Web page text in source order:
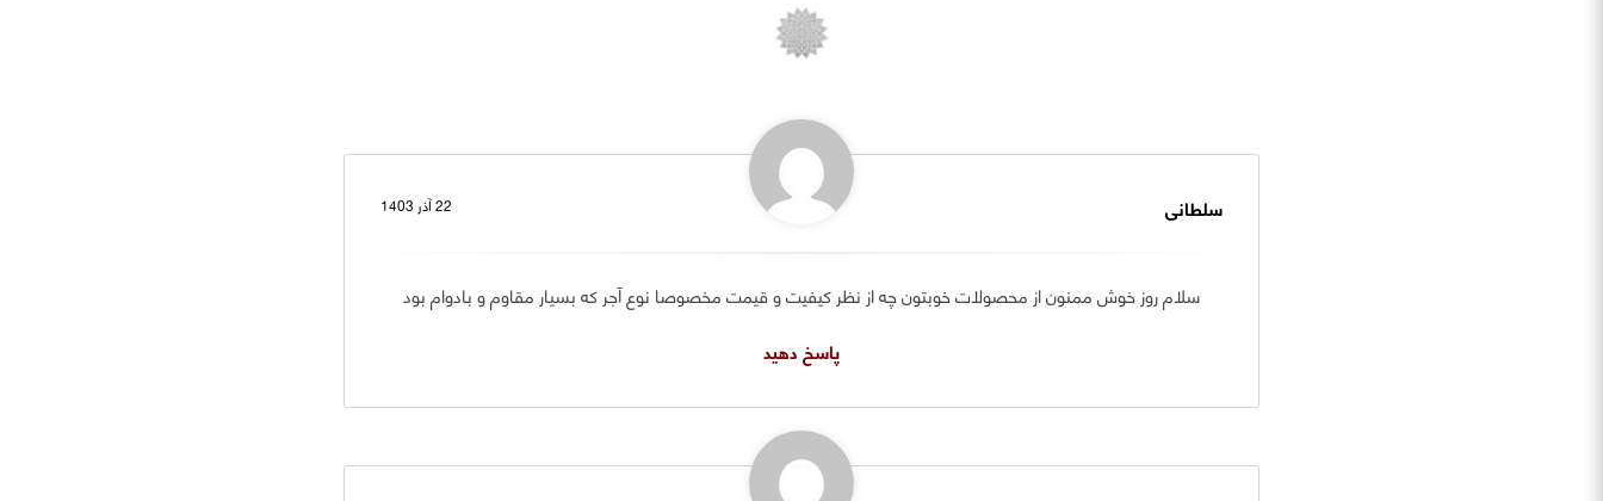
سلطانی 22 آذر 1403
سلام روز خوش ممنون از محصولات خوبتون چه از نظر کیفیت و قیمت مخصوصا نوع آجر که بسیار مقاوم و بادوام بود
پاسخ دهید